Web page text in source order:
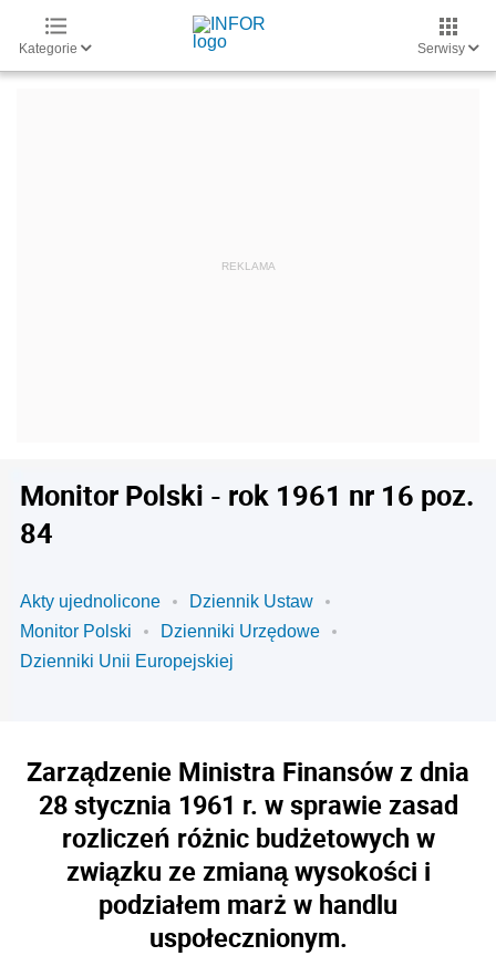
Kategorie Serwisy
Monitor Polski - rok 1961 nr 16 poz.
84
Akty ujednolicone
Dziennik Ustaw
Monitor Polski
Dzienniki Urzędowe
Dzienniki Unii Europejskiej
Zarządzenie Ministra Finansów z dnia
28 stycznia 1961 r. w sprawie zasad
rozliczeń różnic budżetowych w
związku ze zmianą wysokości i
podziałem marż w handlu
uspołecznionym.